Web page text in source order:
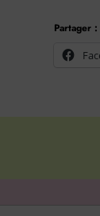
Partager :